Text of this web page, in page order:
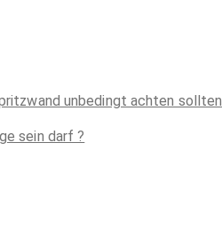
unbedingt achten sollten
sein darf ?